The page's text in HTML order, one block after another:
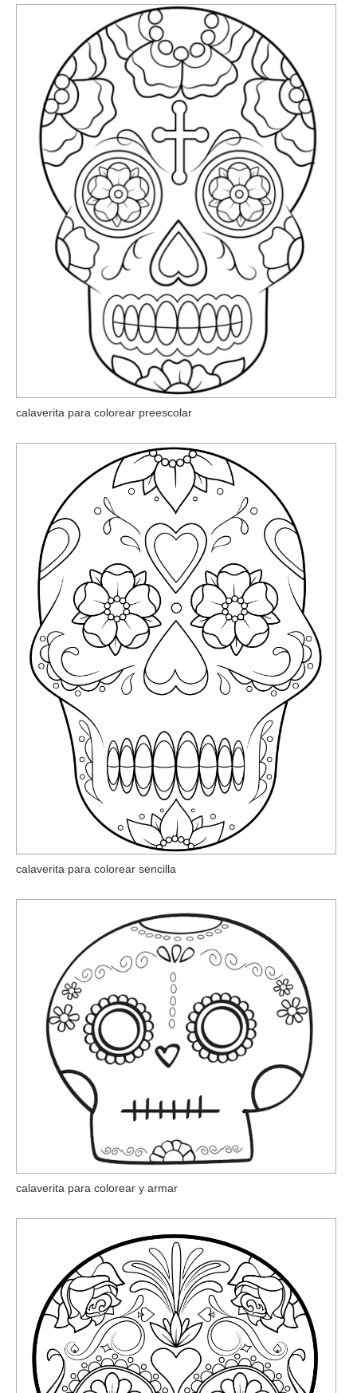
calaverita para colorear preescolar
calaverita para colorear sencilla
calaverita para colorear y armar